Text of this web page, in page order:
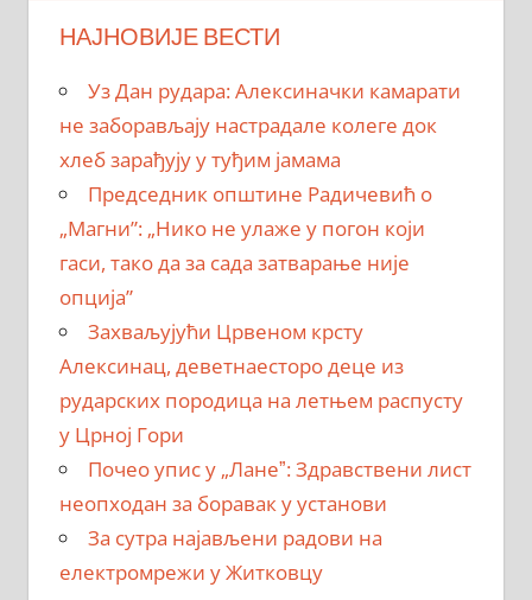
НАЈНОВИЈЕ ВЕСТИ
Уз Дан рудара: Алексиначки камарати
не заборављају настрадале колеге док
хлеб зарађују у туђим јамама
Председник општине Радичевић о
„Магни”: „Нико не улаже у погон који
гаси, тако да за сада затварање није
опција”
Захваљујући Црвеном крсту
Алексинац, деветнаесторо деце из
рударских породица на летњем распусту
у Црној Гори
Почео упис у „Ланеˮ: Здравствени лист
неопходан за боравак у установи
За сутра најављени радови на
електромрежи у Житковцу